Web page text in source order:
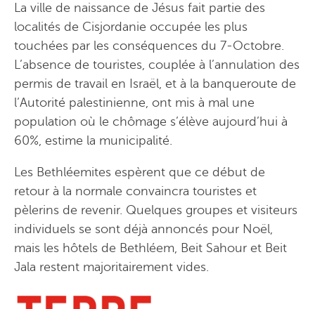
La ville de naissance de Jésus fait partie des
localités de Cisjordanie occupée les plus
touchées par les conséquences du 7-Octobre.
L’absence de touristes, couplée à l’annulation des
permis de travail en Israël, et à la banqueroute de
l’Autorité palestinienne, ont mis à mal une
population où le chômage s’élève aujourd’hui à
60%, estime la municipalité.
Les Bethléemites espèrent que ce début de
retour à la normale convaincra touristes et
pèlerins de revenir. Quelques groupes et visiteurs
individuels se sont déjà annoncés pour Noël,
mais les hôtels de Bethléem, Beit Sahour et Beit
Jala restent majoritairement vides.